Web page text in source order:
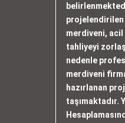
projelendirilen
merdiveni,
tahliyeyi
nedenle
merdiveni
hazırlanan
taşımaktadır.